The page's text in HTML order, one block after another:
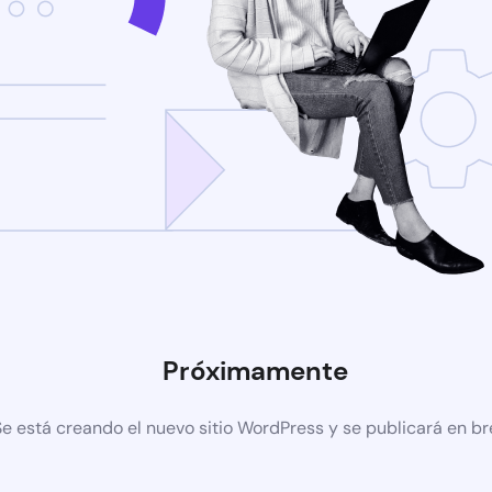
Próximamente
está creando el nuevo sitio WordPress y se publicará en